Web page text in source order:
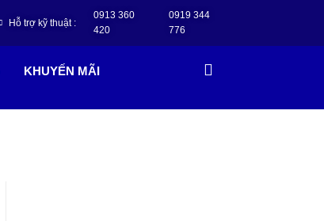
Hỗ trợ kỹ thuật :
0913 360
420
0919 344
776
KHUYẾN MÃI